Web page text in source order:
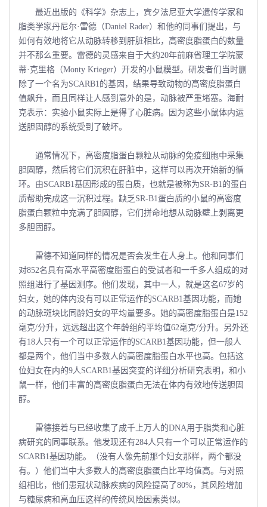
最近出版的《科学》杂志上，宾夕法尼亚大学遗传学家和
脂类学家丹尼尔·雷德（Daniel Rader）和他的同事们提出，与
如何有效地将它从动脉转移到肝脏相比，高密度脂蛋白的数量
并不那么重要。雷德的灵感来自于大约20年前麻省理工学院蒙
蒂·克里格（Monty Krieger）开发的小鼠模型。研发者们当时删
除了一个名为SCARB1的基因，结果导致动物的高密度脂蛋白
值飙升，而且同样让人感到意外的是，动脉被严重堵塞。海耐
克表示：实验小鼠实际上是得了心脏病。因为这些小鼠体内运
送胆固醇的系统受到了破坏。
通常情况下，高密度脂蛋白颗粒从动脉的免疫细胞中采集
胆固醇，然后将它们沉积在肝脏中，这样可以再次开始新的循
环。由SCARB1基因形成的蛋白质，也就是被称为SR-B1的蛋白
质帮助完成这一沉积过程。缺乏SR-B1蛋白质的小鼠的高密度
脂蛋白颗粒中充满了胆固醇，它们拼命地想从动脉壁上剥离更
多胆固醇。
雷德不知道同样的情况是否会发生在人身上。他和同事们
对852名具有高水平高密度脂蛋白的受试者和一千多人组成的对
照组进行了基因测序。他们发现，其中一人，就是这名67岁的
妇女，她的体内没有可以正常运作的SCARB1基因功能，而她
的动脉斑块比同龄妇女的平均量要多。她的高密度脂蛋白是152
毫克/分升，远远超出这个年龄组的平均值62毫克/分升。另外还
有18人只有一个可以正常运作的SCARB1基因功能，但一般人
都是两个，他们当中多数人的高密度脂蛋白水平也高。包括这
位妇女在内的9人SCARB1基因突变的详细分析研究表明，和小
鼠一样，他们丰富的高密度脂蛋白无法在体内有效地传送胆固
醇。
雷德接着与已经收集了成千上万人的DNA用于脂类和心脏
病研究的同事联系。他发现还有284人只有一个可以正常运作的
SCARB1基因功能。（没有人像先前那个妇女那样，两个都没
有。）他们当中大多数人的高密度脂蛋白比平均值高。与对照
组相比，他们患冠状动脉疾病的风险提高了80%，其风险增加
与糖尿病和高血压这样的传统风险因素类似。